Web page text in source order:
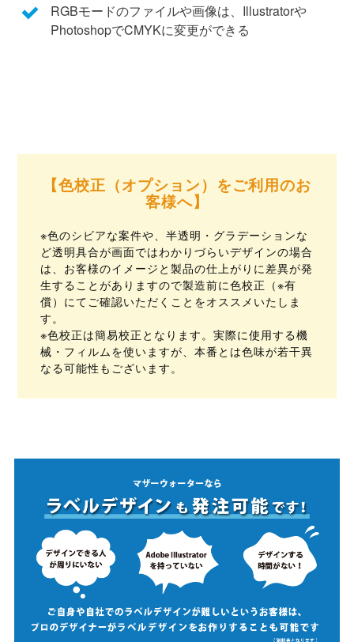
RGBモードのファイルや画像は、Illustratorや
PhotoshopでCMYKに変更ができる
【色校正（オプション）をご利用のお
客様へ】
※色のシビアな案件や、半透明・グラデーションな
ど透明具合が画面ではわかりづらいデザインの場合
は、お客様のイメージと製品の仕上がりに差異が発
生することがありますので製造前に色校正（※有
償）にてご確認いただくことをオススメいたしま
す。
※色校正は簡易校正となります。実際に使用する機
械・フィルムを使いますが、本番とは色味が若干異
なる可能性もございます。